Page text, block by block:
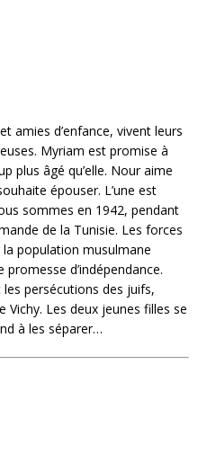
amies d’enfance, vivent leurs
Myriam est promise à
plus âgé qu’elle. Nour aime
épouser. L’une est
sommes en 1942, pendant
de la Tunisie. Les forces
la population musulmane
promesse d’indépendance.
persécutions des juifs,
Les deux jeunes filles se
à les séparer…